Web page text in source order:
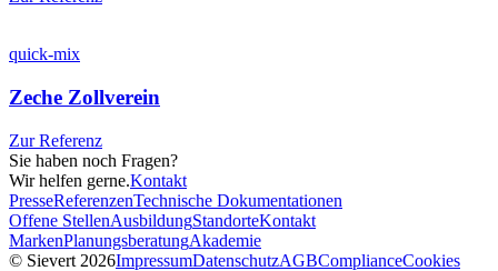
quick-mix
Zeche Zollverein
Zur Referenz
Sie haben noch Fragen?
Wir helfen gerne.Kontakt
PresseReferenzenTechnische Dokumentationen
Offene StellenAusbildungStandorteKontakt
MarkenPlanungsberatungAkademie
© Sievert 2026ImpressumDatenschutzAGBComplianceCookies